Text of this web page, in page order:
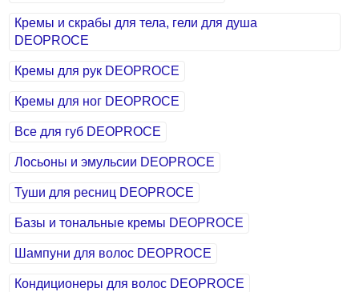
Кремы и скрабы для тела, гели для душа
DEOPROCE
Кремы для рук DEOPROCE
Кремы для ног DEOPROCE
Все для губ DEOPROCE
Лосьоны и эмульсии DEOPROCE
Туши для ресниц DEOPROCE
Базы и тональные кремы DEOPROCE
Шампуни для волос DEOPROCE
Кондиционеры для волос DEOPROCE